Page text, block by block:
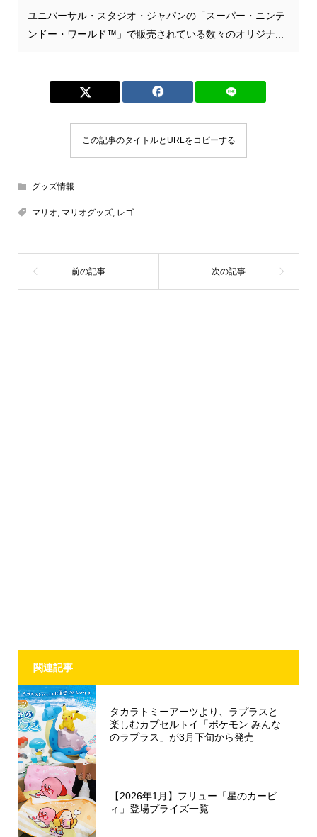
ユニバーサル・スタジオ・ジャパンの「スーパー・ニンテ
ンドー・ワールド™」で販売されている数々のオリジナ...
この記事のタイトルとURLをコピーする
グッズ情報
マリオ, マリオグッズ, レゴ
関連記事
タカラトミーアーツより、ラプラスと
楽しむカプセルトイ「ポケモン みんな
のラプラス」が3月下旬から発売
【2026年1月】フリュー「星のカービ
ィ」登場プライズ一覧